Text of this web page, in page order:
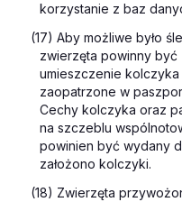
korzystanie z baz
(17) Aby możliwe było
zwierzęta powinny
umieszczenie
zaopatrzone w
Cechy kolczyka oraz
na szczeblu
powinien być wydany
założono kolczyki.
(18) Zwierzęta